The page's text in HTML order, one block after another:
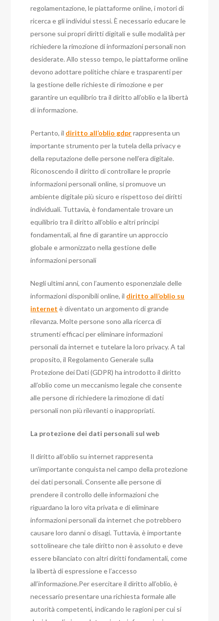
regolamentazione, le piattaforme online, i motori di
ricerca e gli individui stessi. È necessario educare le
persone sui propri diritti digitali e sulle modalità per
richiedere la rimozione di informazioni personali non
desiderate. Allo stesso tempo, le piattaforme online
devono adottare politiche chiare e trasparenti per
la gestione delle richieste di rimozione e per
garantire un equilibrio tra il diritto all’oblio e la libertà
di informazione.
Pertanto, il diritto all’oblio gdprrappresenta un
importante strumento per la tutela della privacy e
della reputazione delle persone nell’era digitale.
Riconoscendo il diritto di controllare le proprie
informazioni personali online, si promuove un
ambiente digitale più sicuro e rispettoso dei diritti
individuali. Tuttavia, è fondamentale trovare un
equilibrio tra il diritto all’oblio e altri principi
fondamentali, al fine di garantire un approccio
globale e armonizzato nella gestione delle
informazioni personali
Negli ultimi anni, con l’aumento esponenziale delle
informazioni disponibili online, il diritto all’oblio su
internet è diventato un argomento di grande
rilevanza. Molte persone sono alla ricerca di
strumenti efficaci per eliminare informazioni
personali da internet e tutelare la loro privacy. A tal
proposito, il Regolamento Generale sulla
Protezione dei Dati (GDPR) ha introdotto il diritto
all’oblio come un meccanismo legale che consente
alle persone di richiedere la rimozione di dati
personali non più rilevanti o inappropriati.
La protezione dei dati personali sul web
Il diritto all’oblio su internet rappresenta
un’importante conquista nel campo della protezione
dei dati personali. Consente alle persone di
prendere il controllo delle informazioni che
riguardano la loro vita privata e di eliminare
informazioni personali da internet che potrebbero
causare loro danni o disagi. Tuttavia, è importante
sottolineare che tale diritto non è assoluto e deve
essere bilanciato con altri diritti fondamentali, come
la libertà di espressione e l’accesso
all’informazione.Per esercitare il diritto all’oblio, è
necessario presentare una richiesta formale alle
autorità competenti, indicando le ragioni per cui si